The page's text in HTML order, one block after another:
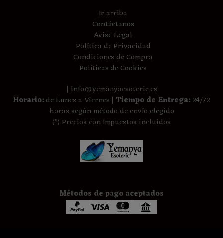
Ir arriba
Contáctanos
Aviso Legal
Política de Privacidad
Condiciones de Compra
Políticas de Cookies
| info@yemanyaesoteric.es
Horario:de Lunes a Viernes | Tiempo de Entrega:24/72
horas según método de envío elegido
(*) Precios con Impuestos incluidos
Métodos de pago aceptados